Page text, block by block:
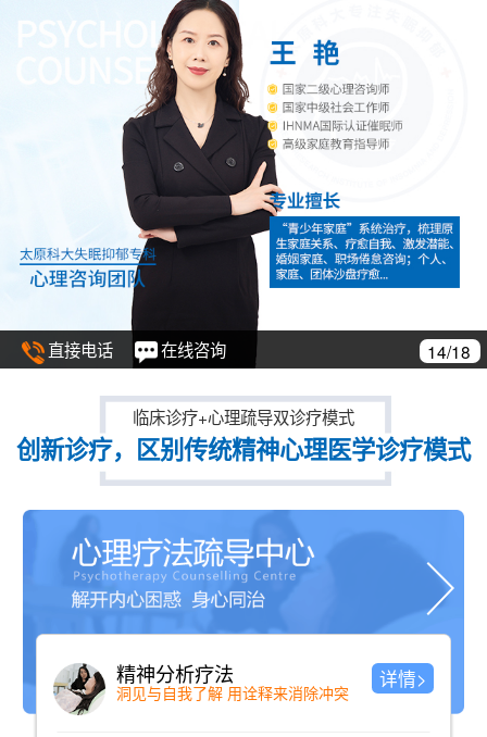
直接电话 在线咨询 14/18
临床诊疗+心理疏导双诊疗模式
创新诊疗，区别传统精神心理医学诊疗模式
精神分析疗法
洞见与自我了解 用诠释来消除冲突
详情>